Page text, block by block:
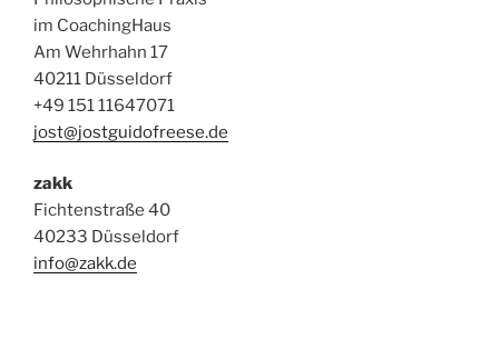
im CoachingHaus
Am Wehrhahn 17
40211 Düsseldorf
+49 151 11647071
jost@jostguidofreese.de
zakk
Fichtenstraße 40
40233 Düsseldorf
info@zakk.de